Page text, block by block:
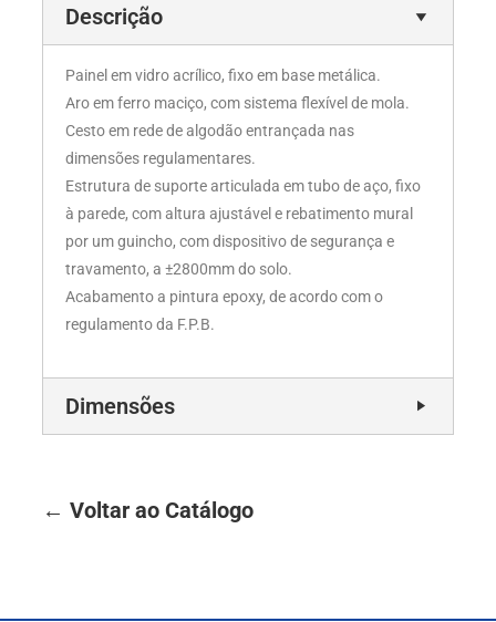
Descrição
Painel em vidro acrílico, fixo em base metálica.
Aro em ferro maciço, com sistema flexível de mola.
Cesto em rede de algodão entrançada nas
dimensões regulamentares.
Estrutura de suporte articulada em tubo de aço, fixo
à parede, com altura ajustável e rebatimento mural
por um guincho, com dispositivo de segurança e
travamento, a ±2800mm do solo.
Acabamento a pintura epoxy, de acordo com o
regulamento da F.P.B.
Dimensões
← Voltar ao Catálogo